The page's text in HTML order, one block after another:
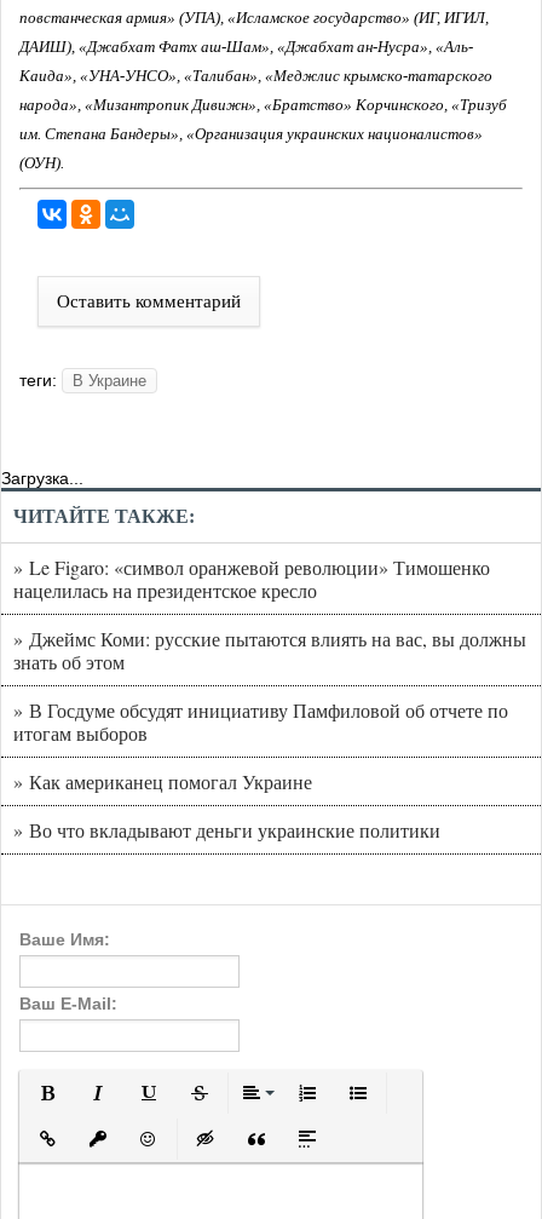
повстанческая армия» (УПА), «Исламское государство» (ИГ, ИГИЛ,
ДАИШ), «Джабхат Фатх аш-Шам», «Джабхат ан-Нусра», «Аль-
Каида», «УНА-УНСО», «Талибан», «Меджлис крымско-татарского
народа», «Мизантропик Дивижн», «Братство» Корчинского, «Тризуб
им. Степана Бандеры», «Организация украинских националистов»
(ОУН).
Оставить комментарий
теги: В Украине
Загрузка...
ЧИТАЙТЕ ТАКЖЕ:
» Le Figaro: «символ оранжевой революции» Тимошенко
нацелилась на президентское кресло
» Джеймс Коми: русские пытаются влиять на вас, вы должны
знать об этом
» В Госдуме обсудят инициативу Памфиловой об отчете по
итогам выборов
» Как американец помогал Украине
» Во что вкладывают деньги украинские политики
Ваше Имя:
Ваш E-Mail:
Подчеркнутый
Вставить ссылку
Вставить защищенную ссылку
Вставить смайлик
Вставка скрытого текста
Вставка цитаты
Вставка спойлера